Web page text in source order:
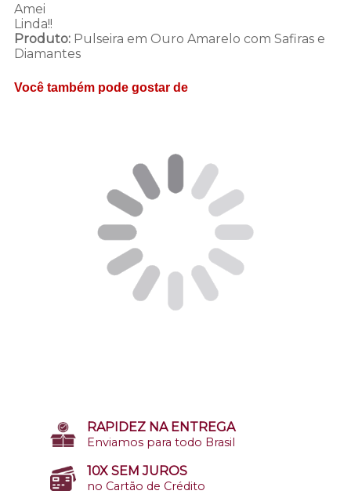
Amei
Linda!!
Produto:Pulseira em Ouro Amarelo com Safiras e
Diamantes
Você também pode gostar de
RAPIDEZ NA ENTREGA
Enviamos para todo Brasil
10X SEM JUROS
no Cartão de Crédito